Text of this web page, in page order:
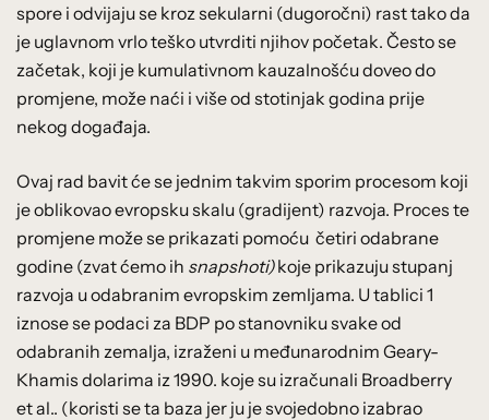
spore i odvijaju se kroz sekularni (dugoročni) rast tako da
je uglavnom vrlo teško utvrditi njihov početak. Često se
začetak, koji je kumulativnom kauzalnošću doveo do
promjene, može naći i više od stotinjak godina prije
nekog događaja.
Ovaj rad bavit će se jednim takvim sporim procesom koji
je oblikovao evropsku skalu (gradijent) razvoja. Proces te
promjene može se prikazati pomoću četiri odabrane
godine (zvat ćemo ih snapshoti)koje prikazuju stupanj
razvoja u odabranim evropskim zemljama. U tablici 1
iznose se podaci za BDP po stanovniku svake od
odabranih zemalja, izraženi u međunarodnim Geary-
Khamis dolarima iz 1990. koje su izračunali Broadberry
et al.. (koristi se ta baza jer ju je svojedobno izabrao